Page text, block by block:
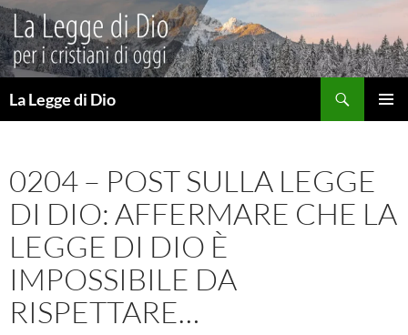
Vai
al
contenuto
La Legge di Dio
0204 – POST SULLA LEGGE
DI DIO: AFFERMARE CHE LA
LEGGE DI DIO È
IMPOSSIBILE DA
RISPETTARE…